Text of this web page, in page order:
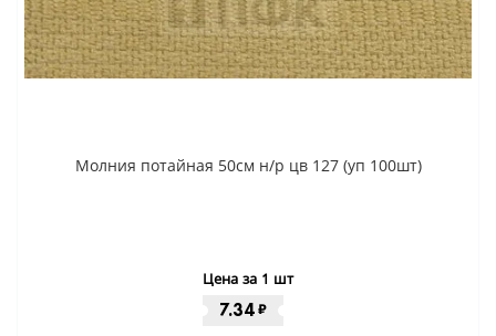
Молния потайная 50см н/р цв 127 (уп 100шт)
Цена за 1 шт
7.34 ₽